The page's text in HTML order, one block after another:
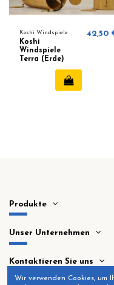
Koshi Windspiele
Koshi
Windspiele
Terra (Erde)
42,50
Produkte
Unser Unternehmen
Kontaktieren Sie uns
Wir verwenden Cookies, um